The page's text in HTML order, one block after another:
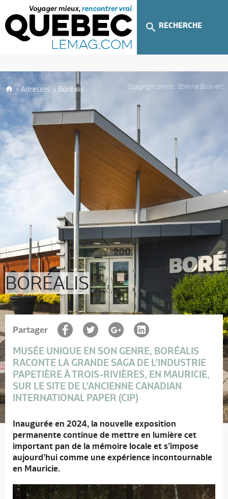
RECHERCHE
» Adresses » Boréalis
BORÉALIS
Copyright photo : Etienne Boisvert
Partager
MUSÉE UNIQUE EN SON GENRE, BORÉALIS
RACONTE LA GRANDE SAGA DE L’INDUSTRIE
PAPETIÈRE À TROIS-RIVIÈRES, EN MAURICIE,
SUR LE SITE DE L’ANCIENNE CANADIAN
INTERNATIONAL PAPER (CIP)
Inaugurée en 2024, la nouvelle exposition
permanente continue de mettre en lumière cet
important pan de la mémoire locale et s’impose
aujourd’hui comme une expérience incontournable
en Mauricie.
Lecteur
vidéo